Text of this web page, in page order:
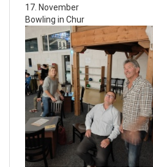
17. November
Bowling in Chur